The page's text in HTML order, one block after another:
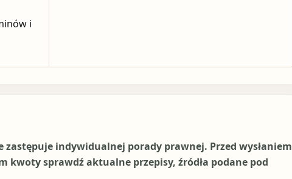
i
indywidualnej porady prawnej. Przed wysłaniem
kwoty sprawdź aktualne przepisy, źródła podane pod